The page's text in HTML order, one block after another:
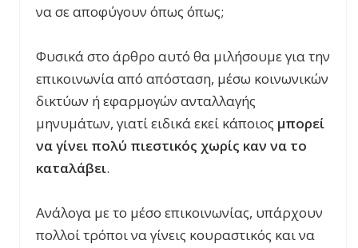
να σε αποφύγουν όπως όπως;
Φυσικά στο άρθρο αυτό θα μιλήσουμε για την
επικοινωνία από απόσταση, μέσω κοινωνικών
δικτύων ή εφαρμογών ανταλλαγής
μηνυμάτων, γιατί ειδικά εκεί κάποιος μπορεί
να γίνει πολύ πιεστικός χωρίς καν να το
καταλάβει.
Ανάλογα με το μέσο επικοινωνίας, υπάρχουν
πολλοί τρόποι να γίνεις κουραστικός και να